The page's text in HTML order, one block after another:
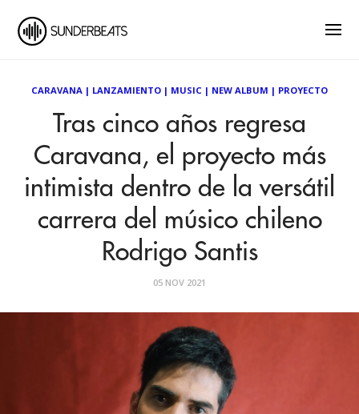
CARAVANA | LANZAMIENTO | MUSIC | NEW ALBUM | PROYECTO
Tras cinco años regresa
Caravana, el proyecto más
intimista dentro de la versátil
carrera del músico chileno
Rodrigo Santis
05 NOV 2021